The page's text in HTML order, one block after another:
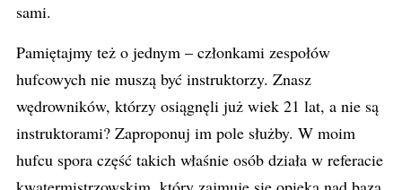
sami.
Pamiętajmy też o jednym – członkami zespołów
hufcowych nie muszą być instruktorzy. Znasz
wędrowników, którzy osiągnęli już wiek 21 lat, a nie są
instruktorami? Zaproponuj im pole służby. W moim
hufcu spora część takich właśnie osób działa w referacie